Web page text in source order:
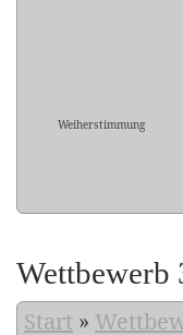
Weiherstimmung
Wettbewerb
Start »